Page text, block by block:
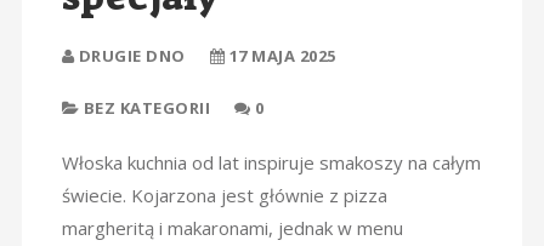
DRUGIE DNO 17 MAJA 2025
BEZ KATEGORII 0
Włoska kuchnia od lat inspiruje smakoszy na całym
świecie. Kojarzona jest głównie z pizza
margheritą i makaronami, jednak w menu